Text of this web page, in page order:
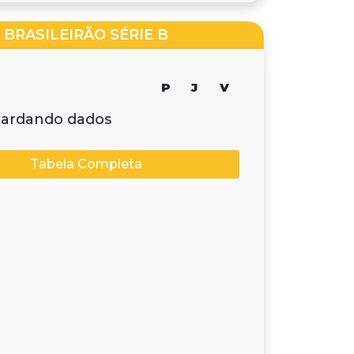
BRASILEIRÃO SÉRIE B
P J V
dados
Tabela Completa